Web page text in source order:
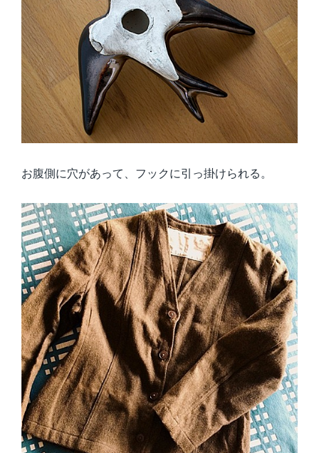
お腹側に穴があって、フックに引っ掛けられる。